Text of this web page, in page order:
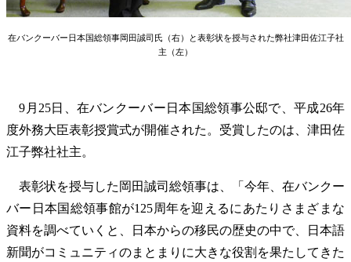
在バンクーバー日本国総領事岡田誠司氏（右）と表彰状を授与された弊社津田佐江子社
主（左）
9月25日、在バンクーバー日本国総領事公邸で、平成26年
度外務大臣表彰授賞式が開催された。受賞したのは、津田佐
江子弊社社主。
表彰状を授与した岡田誠司総領事は、「今年、在バンクー
バー日本国総領事館が125周年を迎えるにあたりさまざまな
資料を調べていくと、日本からの移民の歴史の中で、日本語
新聞がコミュニティのまとまりに大きな役割を果たしてきた